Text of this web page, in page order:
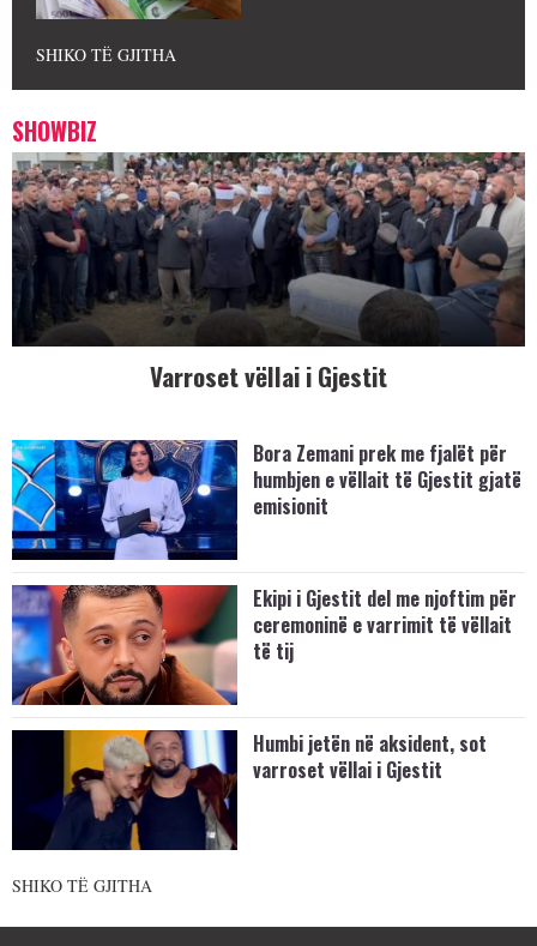
SHIKO TË GJITHA
SHOWBIZ
Varroset vëllai i Gjestit
Bora Zemani prek me fjalët për
humbjen e vëllait të Gjestit gjatë
emisionit
Ekipi i Gjestit del me njoftim për
ceremoninë e varrimit të vëllait
të tij
Humbi jetën në aksident, sot
varroset vëllai i Gjestit
SHIKO TË GJITHA